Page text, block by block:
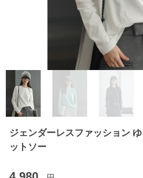
ジェンダーレスファッション
ットソー